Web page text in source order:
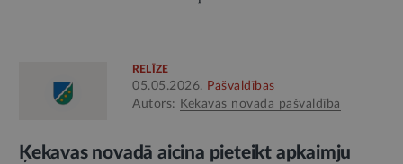
RELĪZE
05.05.2026. Pašvaldības
Autors:
Ķekavas novada pašvaldība
Ķekavas novadā aicina pieteikt apkaimju